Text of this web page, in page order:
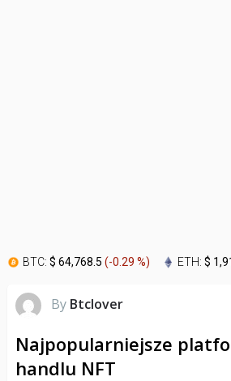
BTC: $ 64,768.5 (-0.29 %) ETH: $
By Btclover
Najpopularniejsze
handlu NFT